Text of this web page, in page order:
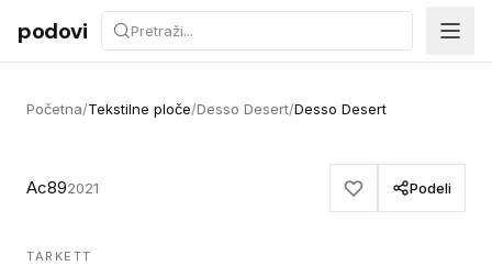
Preskoči na sadržaj
podovi
Početna/Tekstilne ploče/Desso Desert/Desso Desert
Ac892021 Podeli
TARKETT